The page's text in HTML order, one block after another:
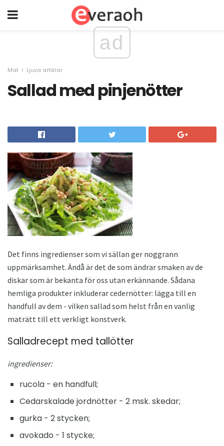
ad
Mat Ljuva artiklar
Sallad med pinjenötter
Det finns ingredienser som vi sällan ger noggrann
uppmärksamhet. Ändå är det de som ändrar smaken av de
diskar som är bekanta för oss utan erkännande. Sådana
hemliga produkter inkluderar cedernötter: lägga till en
handfull av dem - vilken sallad som helst från en vanlig
maträtt till ett verkligt konstverk.
Salladrecept med tallötter
ingredienser:
rucola - en handfull;
Cedarskalade jordnötter - 2 msk. skedar;
gurka - 2 stycken;
avokado - 1 stycke;